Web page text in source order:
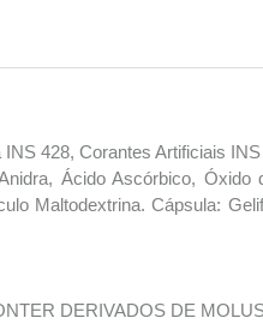
428, Corantes Artificiais
Ácido Ascórbico,
Maltodextrina. Cápsula:
DERIVADOS DE